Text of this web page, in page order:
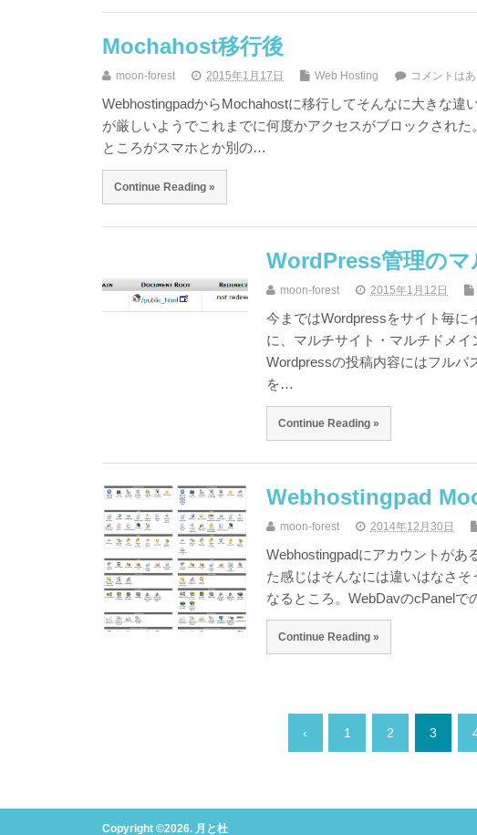
Mochahost移行後
moon-forest 2015年1月17日 Web Hosting コメントは
WebhostingpadからMochahostに移行してそんなに大きな違
が厳しいようでこれまでに何度かアクセスがブロックされ
ところがスマホとか別の…
Continue Reading »
WordPress管理の
moon-forest 2015年1月12日
今まではWordpressをサイト毎に
に、マルチサイト・マルチドメイ
Wordpressの投稿内容にはフルパ
を…
Continue Reading »
Webhostingpad
moon-forest 2014年12月30日
Webhostingpadにアカウントがあ
た感じはそんなには違いはなさ
なるところ。WebDavのcPanel
Continue Reading »
‹ 1 2 3
Copyright ©2026. 月と杜